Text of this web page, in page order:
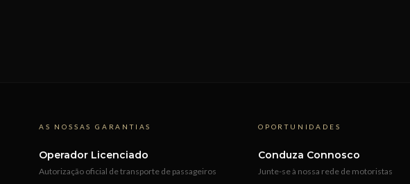
AS NOSSAS GARANTIAS
Operador Licenciado
Autorização oficial de transporte de passageiros
OPORTUNIDADES
Conduza Connosco
Junte-se à nossa rede de motoristas